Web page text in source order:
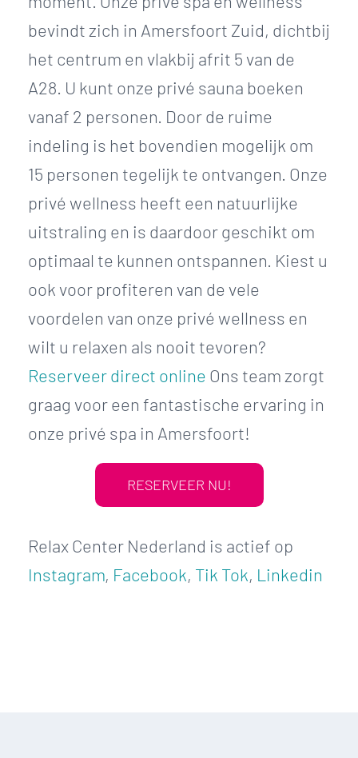
bevindt zich in Amersfoort Zuid, dichtbij
het centrum en vlakbij afrit 5 van de
A28. U kunt onze privé sauna boeken
vanaf 2 personen. Door de ruime
indeling is het bovendien mogelijk om
15 personen tegelijk te ontvangen. Onze
privé wellness heeft een natuurlijke
uitstraling en is daardoor geschikt om
optimaal te kunnen ontspannen. Kiest u
ook voor profiteren van de vele
voordelen van onze privé wellness en
wilt u relaxen als nooit tevoren?
Reserveer direct online Ons team zorgt
graag voor een fantastische ervaring in
onze privé spa in Amersfoort!
RESERVEER NU!
Relax Center Nederland is actief op
Instagram, Facebook, Tik Tok, Linkedin